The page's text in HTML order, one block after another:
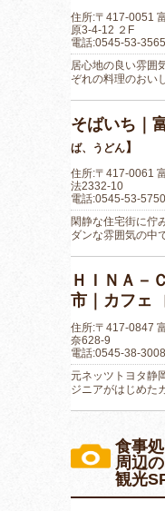
住所:〒417-0051
原3-4-12 ２F
電話:0545-53-3565
居心地の良い雰囲
ぞれの料理のおい
そばいち｜
ば、うどん】
住所:〒417-0061
法2332-10
電話:0545-53-5750
閑静な住宅街に佇
ダンな雰囲気の中
ＨＩＮＡ－
市｜カフェ
住所:〒417-0847
奈628-9
電話:0545-38-3008
元ネッツトヨタ静
ジニアがはじめた
食事
周辺の
観光